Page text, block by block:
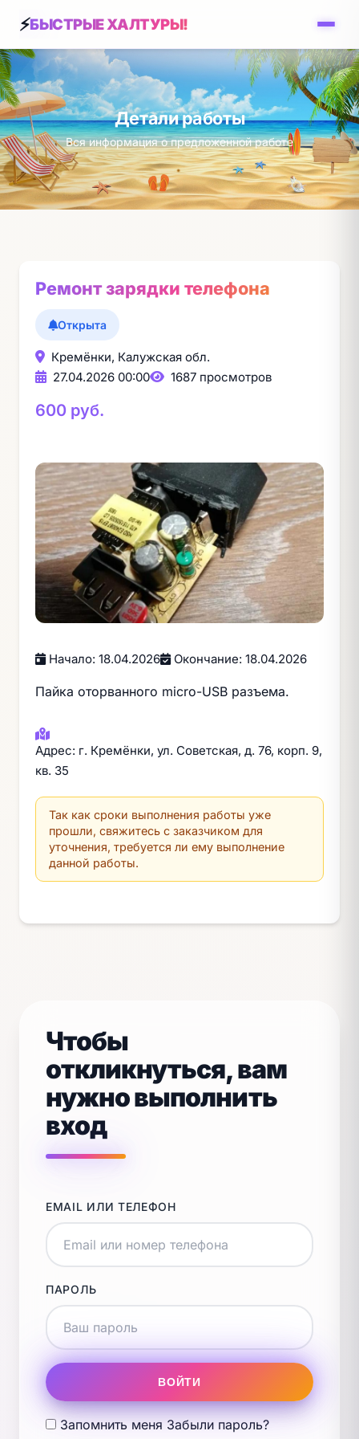
БЫСТРЫЕ ХАЛТУРЫ!
Детали работы
Вся информация о предложенной работе
Ремонт зарядки телефона
Открыта
Кремёнки, Калужская обл.
27.04.2026 00:00
1687 просмотров
600 руб.
Начало: 18.04.2026 Окончание: 18.04.2026
Пайка оторванного micro-USB разъема.
Адрес: г. Кремёнки, ул. Советская, д. 76, корп. 9,
кв. 35
Так как сроки выполнения работы уже
прошли, свяжитесь с заказчиком для
уточнения, требуется ли ему выполнение
данной работы.
Чтобы
откликнуться, вам
нужно выполнить
вход
EMAIL ИЛИ ТЕЛЕФОН
ПАРОЛЬ
ВОЙТИ
Запомнить меня Забыли пароль?